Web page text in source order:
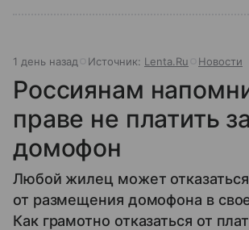
1 день назад Источник: Lenta.Ru Новости
Россиянам
праве не платить за
домофон
Любой жилец может отказаться
от размещения домофона в
Как грамотно отказаться от